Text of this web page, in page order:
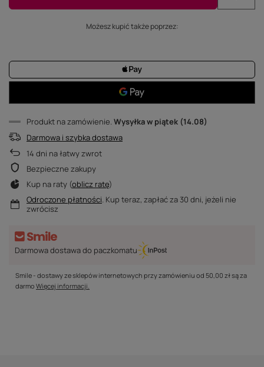
Możesz kupić także poprzez:
Produkt na zamówienie Wysyłkaw piątek (14.08)
Darmowa i szybka dostawa
14 dni na łatwy zwrot
Bezpieczne zakupy
Kup na raty (oblicz ratę)
Odroczone płatności. Kup teraz, zapłać za 30 dni, jeżeli nie
zwrócisz
Darmowa dostawa do paczkomatu
Smile - dostawy ze sklepów internetowych przy zamówieniu od 50,00 złsą za
darmo Więcej informacji.